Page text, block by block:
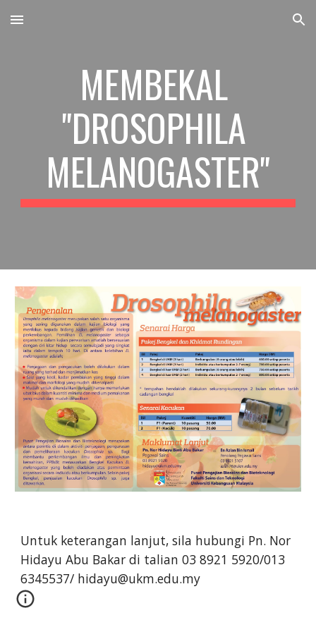
Skip to main content Skip to navigation
MEMBEKAL
"DROSOPHILA
MELANOGASTER"
Untuk keterangan lanjut, sila hubungi Pn. Nor
Hidayu Abu Bakar di talian 03 8921 5920/013
6345537/ hidayu@ukm.edu.my